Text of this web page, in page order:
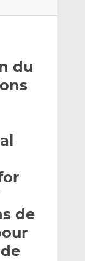
du
de